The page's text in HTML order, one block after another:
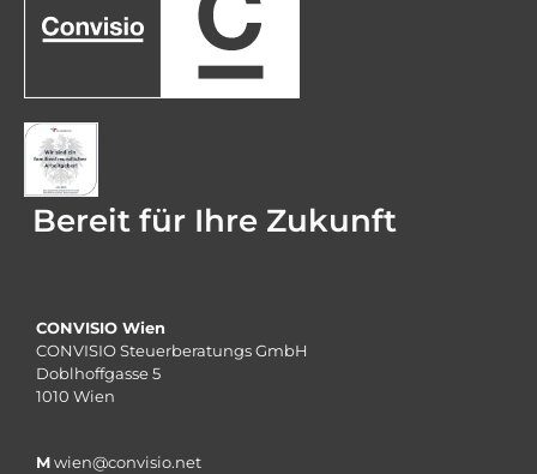
Bereit für Ihre Zukunft
CONVISIO Wien
CONVISIO Steuerberatungs GmbH
Doblhoffgasse 5
1010 Wien
Mwien@convisio.net